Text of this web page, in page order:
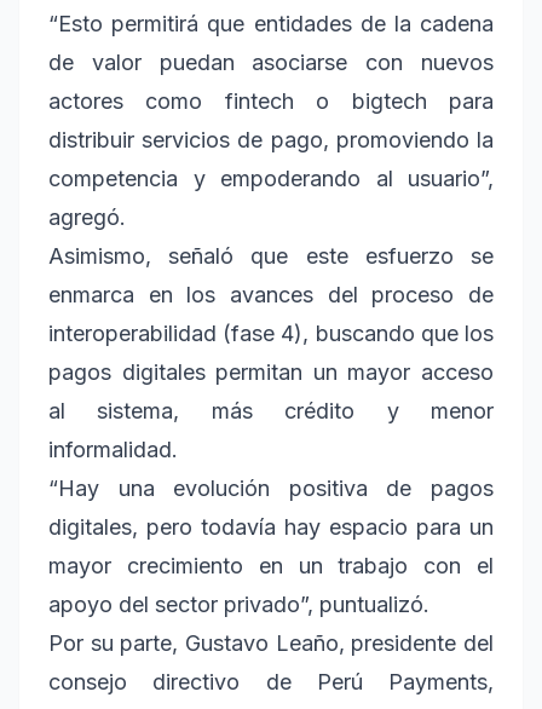
“Esto permitirá que entidades de la cadena
de valor puedan asociarse con nuevos
actores como fintech o bigtech para
distribuir servicios de pago, promoviendo la
competencia y empoderando al usuario”,
agregó.
Asimismo, señaló que este esfuerzo se
enmarca en los avances del proceso de
interoperabilidad (fase 4), buscando que los
pagos digitales permitan un mayor acceso
al sistema, más crédito y menor
informalidad.
“Hay una evolución positiva de pagos
digitales, pero todavía hay espacio para un
mayor crecimiento en un trabajo con el
apoyo del sector privado”, puntualizó.
Por su parte, Gustavo Leaño, presidente del
consejo directivo de Perú Payments,